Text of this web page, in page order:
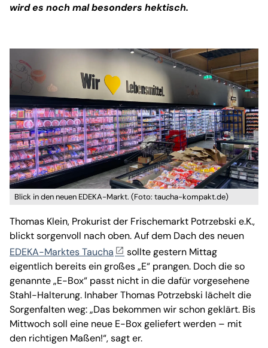
wird es noch mal besonders hektisch.
Blick in den neuen EDEKA-Markt. (Foto: taucha-kompakt.de)
Thomas Klein, Prokurist der Frischemarkt Potrzebski e.K.,
blickt sorgenvoll nach oben. Auf dem Dach des neuen
EDEKA-Marktes Taucha
sollte gestern Mittag
eigentlich bereits ein großes „E“ prangen. Doch die so
genannte „E-Box“ passt nicht in die dafür vorgesehene
Stahl-Halterung. Inhaber Thomas Potrzebski lächelt die
Sorgenfalten weg: „Das bekommen wir schon geklärt. Bis
Mittwoch soll eine neue E-Box geliefert werden – mit
den richtigen Maßen!“, sagt er.